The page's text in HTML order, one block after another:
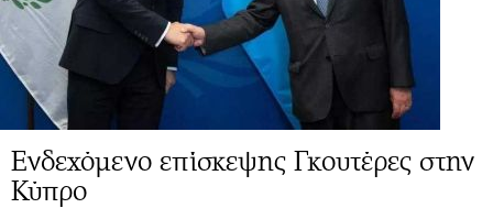
Ενδεχόμενο επίσκεψης Γκουτέρες στην
Κύπρο